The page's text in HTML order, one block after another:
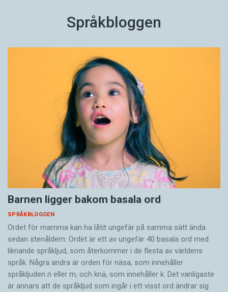
Språkbloggen
Barnen ligger bakom basala ord
SPRÅKBLOGGEN
Ordet för mamma kan ha låtit ungefär på samma sätt ända
sedan stenåldern. Ordet är ett av ungefär 40 basala ord med
liknande språkljud, som återkommer i de flesta av världens
språk. Några andra är orden för näsa, som innehåller
språkljuden n eller m, och knä, som innehåller k. Det vanligaste
är annars att de språkljud som ingår i ett visst ord ändrar sig